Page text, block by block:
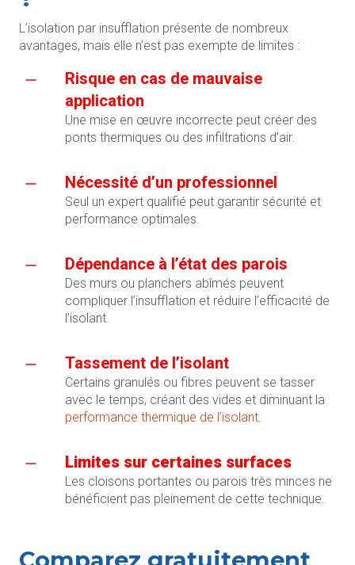
L’isolation par insufflation présente de nombreux
avantages, mais elle n’est pas exempte de limites :
Risque en cas de mauvaise
application
Une mise en œuvre incorrecte peut créer des
ponts thermiques ou des infiltrations d’air.
Nécessité d’un professionnel
Seul un expert qualifié peut garantir sécurité et
performance optimales.
Dépendance à l’état des parois
Des murs ou planchers abîmés peuvent
compliquer l’insufflation et réduire l’efficacité de
l’isolant.
Tassement de l’isolant
Certains granulés ou fibres peuvent se tasser
avec le temps, créant des vides et diminuant la
performance thermique de l’isolant.
Limites sur certaines surfaces
Les cloisons portantes ou parois très minces ne
bénéficient pas pleinement de cette technique.